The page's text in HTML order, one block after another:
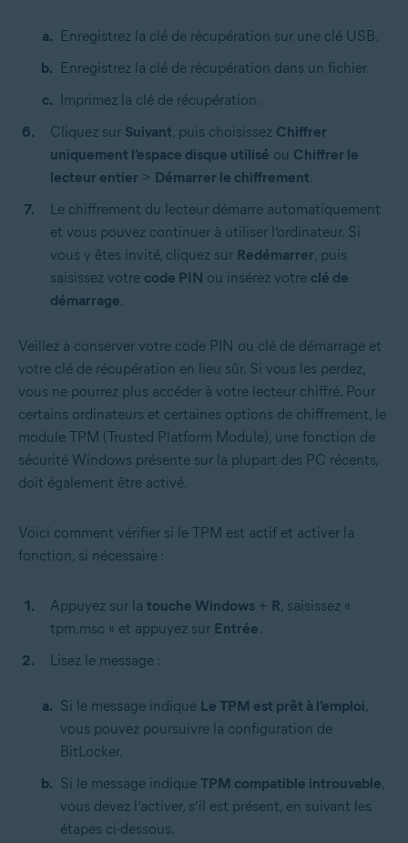
Enregistrez la clé de récupération sur une clé USB.
Enregistrez la clé de récupération dans un fichier.
Imprimez la clé de récupération.
Cliquez sur Suivant, puis choisissez Chiffrer
uniquement l’espace disque utilisé ou Chiffrer le
lecteur entier > Démarrer le chiffrement.
Le chiffrement du lecteur démarre automatiquement
et vous pouvez continuer à utiliser l’ordinateur. Si
vous y êtes invité, cliquez sur Redémarrer, puis
saisissez votre code PIN ou insérez votre clé de
démarrage.
Veillez à conserver votre code PIN ou clé de démarrage et
votre clé de récupération en lieu sûr. Si vous les perdez,
vous ne pourrez plus accéder à votre lecteur chiffré. Pour
certains ordinateurs et certaines options de chiffrement, le
module TPM (Trusted Platform Module), une fonction de
sécurité Windows présente sur la plupart des PC récents,
doit également être activé.
Voici comment vérifier si le TPM est actif et activer la
fonction, si nécessaire :
Appuyez sur la touche Windows + R, saisissez «
tpm.msc » et appuyez sur Entrée.
Lisez le message :
Si le message indique Le TPM est prêt à l’emploi,
vous pouvez poursuivre la configuration de
BitLocker.
Si le message indique TPM compatible introuvable,
vous devez l’activer, s’il est présent, en suivant les
étapes ci-dessous.